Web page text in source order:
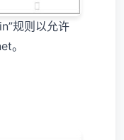
规则以允许
。